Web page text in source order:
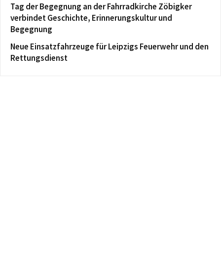
Tag der Begegnung an der Fahrradkirche Zöbigker
verbindet Geschichte, Erinnerungskultur und
Begegnung
Neue Einsatzfahrzeuge für Leipzigs Feuerwehr und den
Rettungsdienst